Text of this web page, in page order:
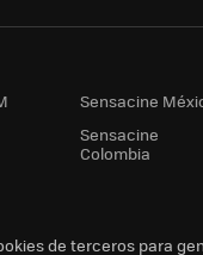
Sensacine
Sensacine
Colombia
de terceros para